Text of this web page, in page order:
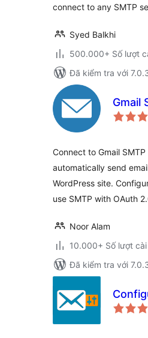
connect to any SMTP
Syed Balkhi
500.000+ Số lượt
Đã kiểm tra với
Gmail
Connect to Gmail
automatically send
WordPress site.
use SMTP with OAuth
Noor Alam
10.000+ Số lượt
Đã kiểm tra với